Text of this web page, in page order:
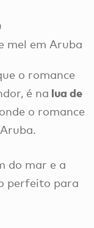
mel em Aruba
o romance
é na lua de
o romance
do mar e a
perfeito para